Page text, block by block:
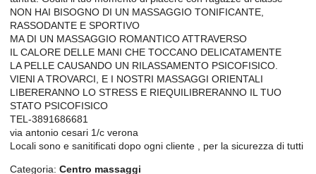
NON HAI BISOGNO DI UN MASSAGGIO TONIFICANTE,
RASSODANTE E SPORTIVO
MA DI UN MASSAGGIO ROMANTICO ATTRAVERSO
IL CALORE DELLE MANI CHE TOCCANO DELICATAMENTE
LA PELLE CAUSANDO UN RILASSAMENTO PSICOFISICO.
VIENI A TROVARCI, E I NOSTRI MASSAGGI ORIENTALI
LIBERERANNO LO STRESS E RIEQUILIBRERANNO IL TUO
STATO PSICOFISICO
TEL-3891686681
via antonio cesari 1/c verona
Locali sono e sanitificati dopo ogni cliente , per la sicurezza di tutti
Categoria: Centro massaggi